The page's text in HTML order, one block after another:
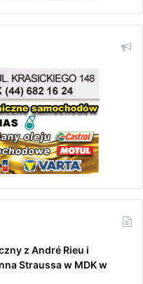
z André Rieu i
Straussa w MDK w